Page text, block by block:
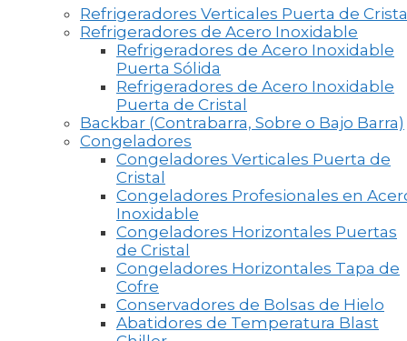
Refrigeradores Verticales Puerta de
Refrigeradores de Acero Inoxidable
Refrigeradores de Acero Inoxidable
Puerta Sólida
Refrigeradores de Acero Inoxidable
Puerta de Cristal
Backbar (Contrabarra, Sobre o Bajo Barra)
Congeladores
Congeladores Verticales Puerta de
Cristal
Congeladores Profesionales en
Inoxidable
Congeladores Horizontales Puertas
de Cristal
Congeladores Horizontales Tapa de
Cofre
Conservadores de Bolsas de Hielo
Abatidores de Temperatura Blast